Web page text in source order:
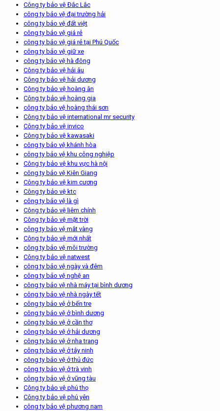
Công ty bảo vệ Đắc Lắc
công ty bảo vệ đại trường hải
công ty bảo vệ đất việt
công ty bảo vệ giá rẻ
công ty bảo vệ giá rẻ tại Phú Quốc
công ty bảo vệ giữ xe
công ty bảo vệ hà đông
Công ty bảo vệ hải âu
Công ty bảo vệ hải dương
Công ty bảo vệ hoàng ân
Công ty bảo vệ hoàng gia
công ty bảo vệ hoàng thái sơn
Công ty bảo vệ international mr security
Công ty bảo vệ invico
Công ty bảo vệ kawasaki
công ty bảo vệ khánh hòa
công ty bảo vệ khu công nghiệp
Công ty bảo vệ khu vực hà nội
công ty bảo vệ Kiên Giang
Công ty bảo vệ kim cương
Công ty bảo vệ ktc
công ty bảo vệ là gì
Công ty bảo vệ liêm chính
Công ty bảo vệ mặt trời
công ty bảo vệ mắt vàng
Công ty bảo vệ mới nhất
công ty bảo vệ môi trường
Công ty bảo vệ natwest
công ty bảo vệ ngày và đêm
công ty bảo vệ nghệ an
công ty bảo vệ nhà máy tại bình dương
công ty bảo vệ nhà ngày tết
công ty bảo vệ ở bến tre
công ty bảo vệ ở bình dương
công ty bảo vệ ở cần thơ
công ty bảo vệ ở hải dương
công ty bảo vệ ở nha trang
công ty bảo vệ ở tây ninh
công ty bảo vệ ở thủ đức
công ty bảo vệ ở trà vinh
công ty bảo vệ ở vũng tàu
Công ty bảo vệ phú thọ
Công ty bảo vệ phú yên
công ty bảo vệ phương nam